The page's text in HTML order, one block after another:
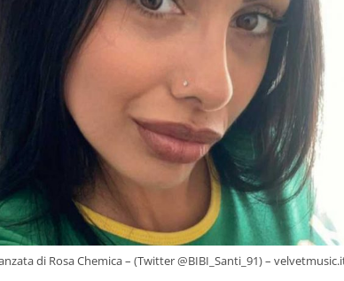
di Rosa Chemica – (Twitter @BIBI_Santi_91) –